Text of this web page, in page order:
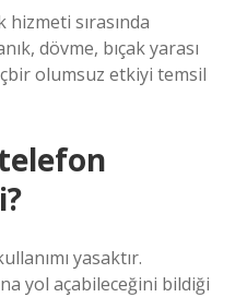
sırasında
dövme, bıçak yarası
olumsuz etkiyi temsil
yasaktır.
yol açabileceğini bildiği